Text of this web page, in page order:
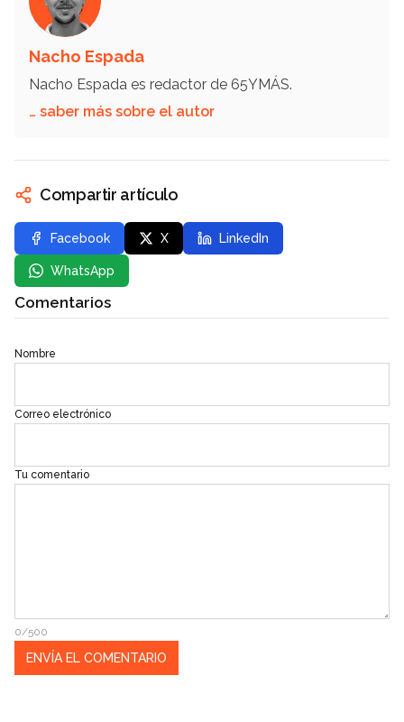
Nacho Espada
Nacho Espada es redactor de 65YMÁS.
… saber más sobre el autor
Compartir artículo
Facebook X LinkedIn
WhatsApp
Comentarios
Nombre
Correo electrónico
Tu comentario
0/500